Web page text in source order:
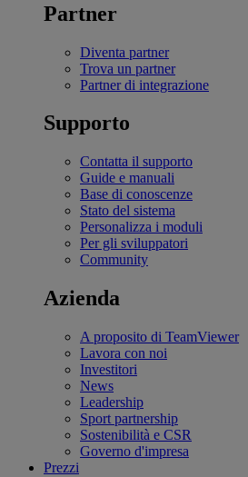
Partner
Diventa partner
Trova un partner
Partner di integrazione
Supporto
Contatta il supporto
Guide e manuali
Base di conoscenze
Stato del sistema
Personalizza i moduli
Per gli sviluppatori
Community
Azienda
A proposito di TeamViewer
Lavora con noi
Investitori
News
Leadership
Sport partnership
Sostenibilità e CSR
Governo d'impresa
Prezzi